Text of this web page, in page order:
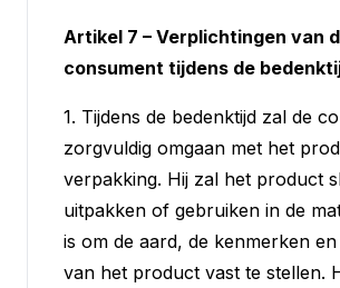
Artikel 7 – Verplichtingen van
consument tijdens de
1. Tijdens de bedenktijd zal de
zorgvuldig omgaan met het
verpakking. Hij zal het product
uitpakken of gebruiken in de
is om de aard, de kenmerken
van het product vast te stellen.